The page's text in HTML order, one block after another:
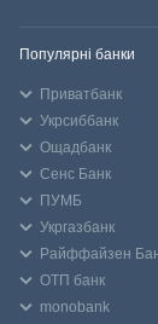
Популярні банки
Приватбанк
Укрсиббанк
Ощадбанк
Сенс Банк
ПУМБ
Укргазбанк
Райффайзен
ОТП банк
monobank